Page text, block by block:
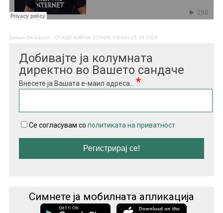
Sakam Da Kazam· ОТАДЕ ВИЕНА (OTADE VIENA)-15 05 2026
Добивајте ја колумната
директно во Вашето сандаче
Внесете ја Вашата е-маил адреса... *
Се согласувам со политиката на приватност
Симнете ја мобилната апликација